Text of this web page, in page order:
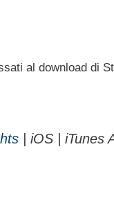
al download di
| iOS | iTunes